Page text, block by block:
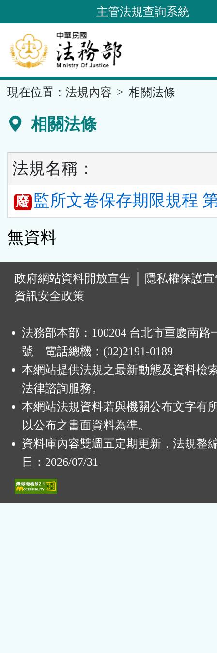
到
要
內
容
區
主管法規查詢系統
現在位置： 法規內容 相關法條
相關法條
法規名稱：
廢 監所文卷保存期限規程
無資料
政府網站資料開放宣告
隱私權保護
資訊安全政策
法務部本部：100204 台北市重慶南路
號 電話總機：(02)2191-0189
本網站提供法規之最新動態及資料檢
法律諮詢服務。
本網站法規資料若與機關公布文字有
以公布之書面資料為準。
資料庫內容雙週五定期更新，法規整
日：2026/07/31